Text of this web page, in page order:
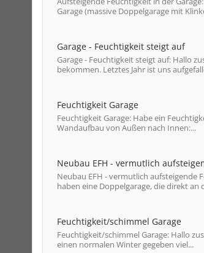
Garage (massive Doppelgarage mit
Garage - Feuchtigkeit steigt auf
Garage - Feuchtigkeit steigt auf: Hallo
bekommen. Letztes Jahr ist uns
Feuchtigkeit Garage
Feuchtigkeit Garage: Habe ein
Wandaufbau von Außen nach Innen:...
Neubau EFH - vermutlich
Neubau EFH - vermutlich aufsteigende
haben eine Doppelgarage, die direkt an
Feuchtigkeit/schimmel Garage
Feuchtigkeit/schimmel Garage: Hallo
einen normalen Winter gegeben viel...